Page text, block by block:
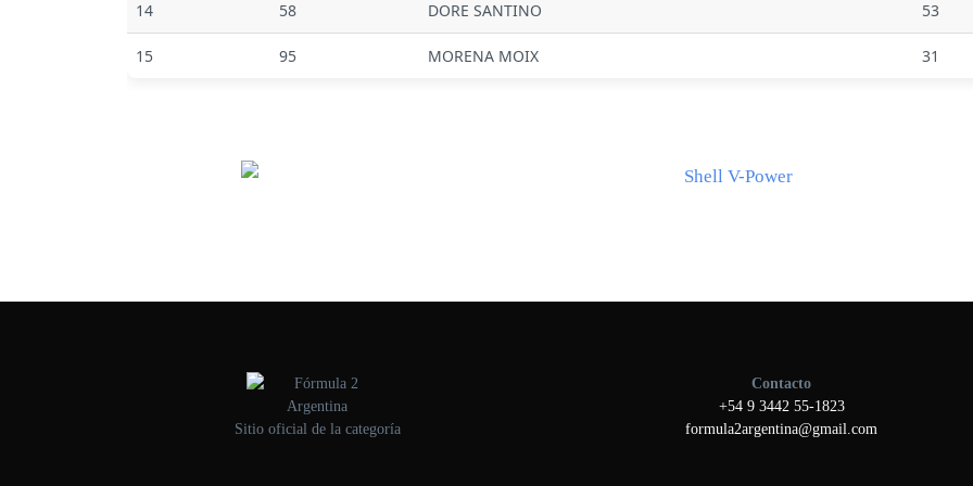
14 58 DORE SANTINO 53
15 95 MORENA MOIX 31
Sitio oficial de la categoría
Contacto
+54 9 3442 55-1823
formula2argentina@gmail.com